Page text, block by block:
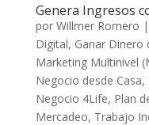
Genera Ingresos
por Willmer Romero |
Digital, Ganar Dinero
Marketing Multinivel
Negocio desde Casa,
Negocio 4Life, Plan
Mercadeo, Trabajo